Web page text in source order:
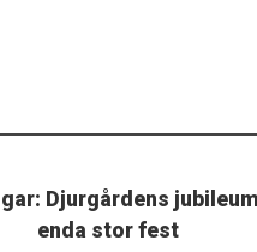
Djurgårdens
enda stor fest